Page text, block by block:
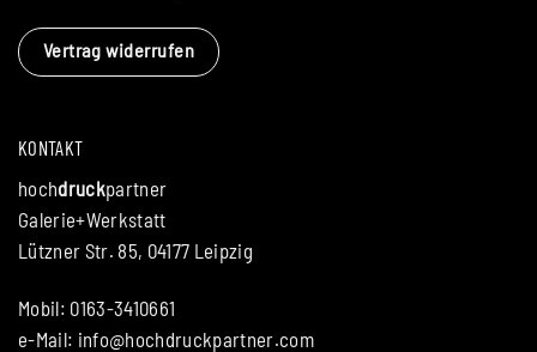
KONTAKT
hochdruckpartner
Galerie+Werkstatt
Lützner Str. 85, 04177 Leipzig
Mobil: 0163-3410661
e-Mail: info@hochdruckpartner.com
Vertrag widerrufen